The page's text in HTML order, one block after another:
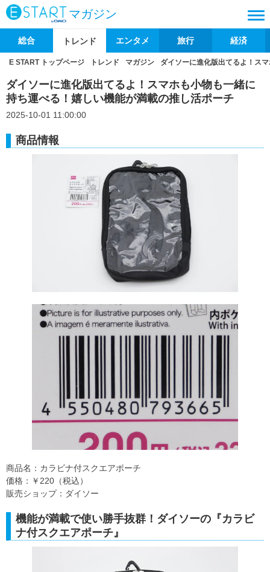
マガジン
総合 トレンド エンタメ 旅行 経済
E START トップページ トレンド マガジン ダイソーに進化版出てるよ！ス
ダイソーに進化版出てるよ！スマホも小物も一緒に
持ち運べる！嬉しい機能が満載の推し活ポーチ
2025-10-01 11:00:00
商品情報
商品名：カラビナ付スクエアポーチ
価格：￥220（税込）
販売ショップ：ダイソー
機能が満載で使い勝手抜群！ダイソーの『カラビ
ナ付スクエアポーチ』